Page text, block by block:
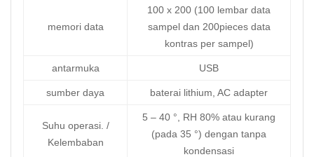
memori data
100 x 200 (100 lembar data
sampel dan 200pieces data
kontras per sampel)
antarmuka USB
sumber daya baterai lithium, AC adapter
Suhu operasi. /
Kelembaban
5 – 40 °, RH 80% atau kurang
(pada 35 °) dengan tanpa
kondensasi